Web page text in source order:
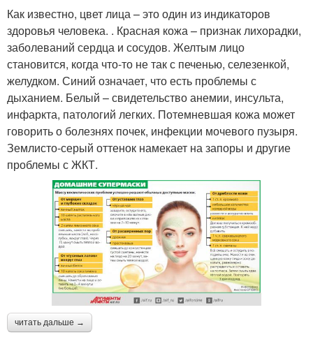
Как известно, цвет лица – это один из индикаторов
здоровья человека. . Красная кожа – признак лихорадки,
заболеваний сердца и сосудов. Желтым лицо
становится, когда что-то не так с печенью, селезенкой,
желудком. Синий означает, что есть проблемы с
дыханием. Белый – свидетельство анемии, инсульта,
инфаркта, патологий легких. Потемневшая кожа может
говорить о болезнях почек, инфекции мочевого пузыря.
Землисто-серый оттенок намекает на запоры и другие
проблемы с ЖКТ.
читать дальше →